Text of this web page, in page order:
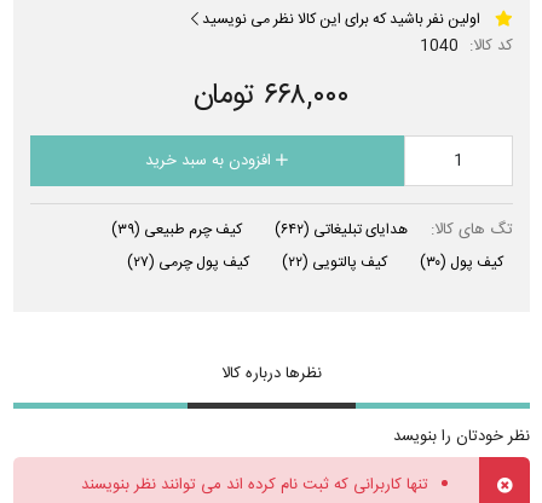
اولین نفر باشید که برای این کالا نظر می نویسید
کد کالا: 1040
۶۶۸,۰۰۰ تومان
افزودن به سبد خرید
تگ های کالا: هدایای تبلیغاتی (۶۴۲) کیف چرم طبیعی (۳۹)
کیف پول (۳۰) کیف پالتویی (۲۲) کیف پول چرمی (۲۷)
نظرها درباره کالا
نظر خودتان را بنویسد
تنها کاربرانی که ثبت نام کرده اند می توانند نظر بنویسند